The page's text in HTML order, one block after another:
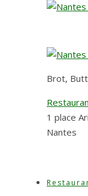
Brot,
1 place
Nantes